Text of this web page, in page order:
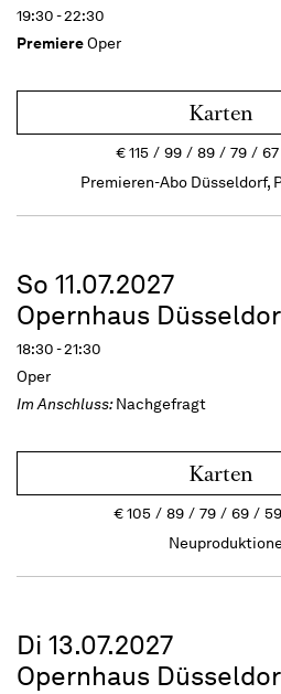
19:30 - 22:30
PremiereOper
Karten
€115 99 89 79 67
Premieren-Abo Düsseldorf,
So 11.07.2027
Opernhaus
18:30 - 21:30
Oper
Im Anschluss:Nachgefragt
Karten
€105 89 79 69 59
Di 13.07.2027
Opernhaus